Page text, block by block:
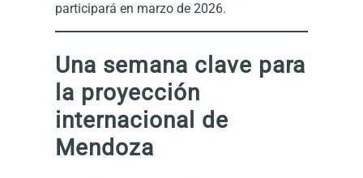
participará en marzo de 2026.
Una semana clave para
la proyección
internacional de
Mendoza